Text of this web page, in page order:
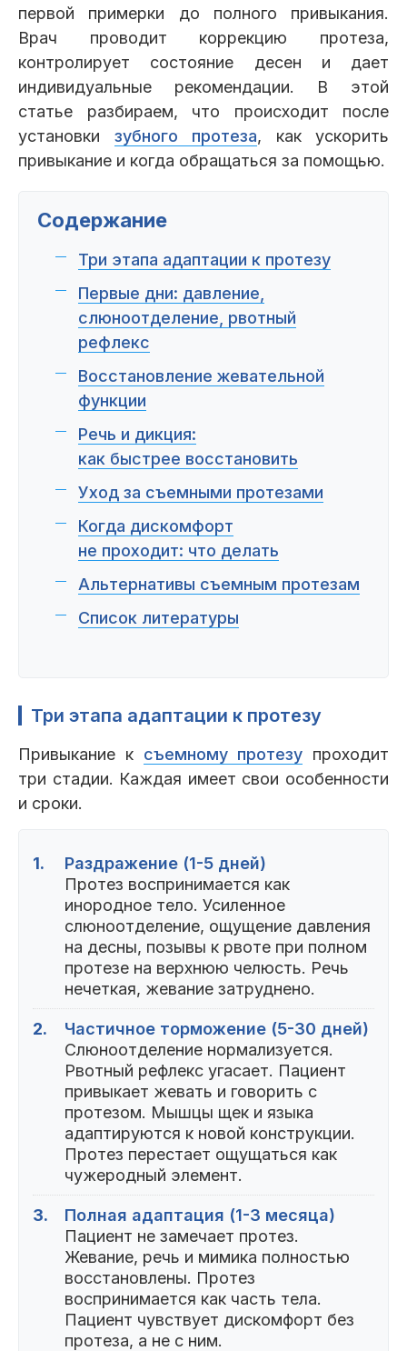
Чистка Отбеливание
Детская
стоматология
Диагностика Лечение десен Капы
Химки Ленинский Чертановская
Центр доктора
Рыжова
Все клиники и франшизы (10)
Работы
Отзывы
Акции
Публикации
Вопросы и ответы
Гарантии Информация О компании
Сотрудники Контакты
первой примерки до полного привыкания.
Врач проводит коррекцию протеза,
контролирует состояние десен и дает
индивидуальные рекомендации. В этой
статье разбираем, что происходит после
установки зубного протеза, как ускорить
привыкание и когда обращаться за помощью.
Содержание
Три этапа адаптации к протезу
Первые дни: давление,
слюноотделение, рвотный
рефлекс
Восстановление жевательной
функции
Речь и дикция:
как быстрее восстановить
Уход за съемными протезами
Когда дискомфорт
не проходит: что делать
Альтернативы съемным протезам
Список литературы
Три этапа адаптации к протезу
Привыкание к съемному протезу проходит
три стадии. Каждая имеет свои особенности
и сроки.
1.
Раздражение (1-5 дней)
Протез воспринимается как
инородное тело. Усиленное
слюноотделение, ощущение давления
на десны, позывы к рвоте при полном
протезе на верхнюю челюсть. Речь
нечеткая, жевание затруднено.
2.
Частичное торможение (5-30 дней)
Слюноотделение нормализуется.
Рвотный рефлекс угасает. Пациент
привыкает жевать и говорить с
протезом. Мышцы щек и языка
адаптируются к новой конструкции.
Протез перестает ощущаться как
чужеродный элемент.
3.
Полная адаптация (1-3 месяца)
Пациент не замечает протез.
Жевание, речь и мимика полностью
восстановлены. Протез
воспринимается как часть тела.
Пациент чувствует дискомфорт без
протеза, а не с ним.